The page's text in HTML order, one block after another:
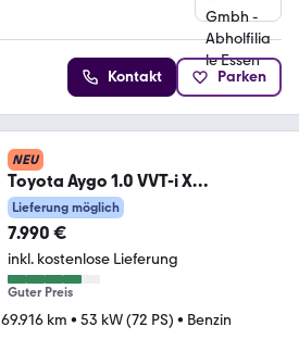
Kontakt Parken
NEU
Toyota Aygo 1.0 VVT-i X
*KLIMA*GARANTIE*
Lieferung möglich
7.990 €
inkl. kostenlose Lieferung
Guter Preis
69.916 km • 53 kW (72 PS) • Benzin